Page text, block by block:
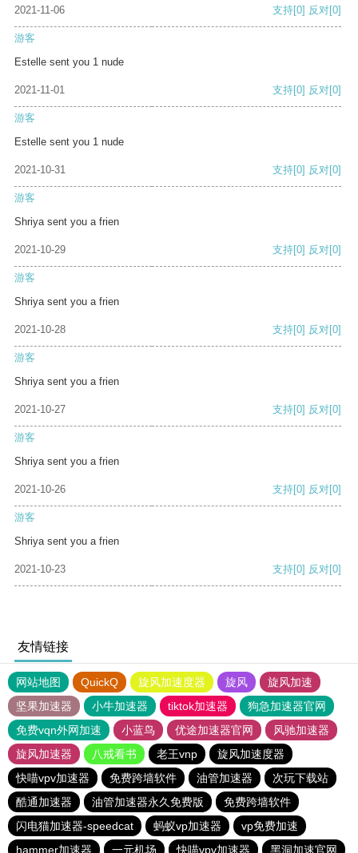
2021-11-06 支持[0] 反对[0]
游客
Estelle sent you 1 nude
2021-11-01 支持[0] 反对[0]
游客
Estelle sent you 1 nude
2021-10-31 支持[0] 反对[0]
游客
Shriya sent you a frien
2021-10-29 支持[0] 反对[0]
游客
Shriya sent you a frien
2021-10-28 支持[0] 反对[0]
游客
Shriya sent you a frien
2021-10-27 支持[0] 反对[0]
游客
Shriya sent you a frien
2021-10-26 支持[0] 反对[0]
游客
Shriya sent you a frien
2021-10-23 支持[0] 反对[0]
友情链接
网站地图 QuickQ 旋风加速度器 旋风
旋风加速
坚果加速器
小牛加速器 tiktok加速器
狗急加速器官网
免费vqn外网加速
小蓝鸟 优途加速器官网
风驰加速器
旋风加速器
八戒看书 老王vnp
旋风加速度器
快喵vpv加速器
免费跨墙软件 油管加速器
次玩下载站
酷通加速器
油管加速器永久免费版
免费跨墙软件
闪电猫加速器-speedcat
蚂蚁vp加速器
vp免费加速
hammer加速器
一元机场 快喵vpv加速器 黑洞加速官网